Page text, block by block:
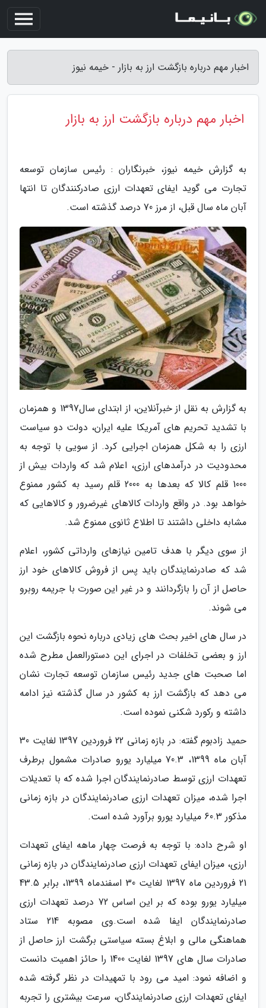
اخبار مهم درباره بازگشت ارز به بازار - خیمه نیوز
اخبار مهم درباره بازگشت ارز به بازار
به گزارش خیمه نیوز، خبرنگاران : رئیس سازمان توسعه
تجارت می گوید ایفای تعهدات ارزی صادرکنندگان تا انتها
آبان ماه سال قبل، از مرز 70 درصد گذشته است.
به گزارش به نقل از خبرآنلاین، از ابتدای سال1397 و همزمان
با تشدید تحریم های آمریکا علیه ایران، دولت دو سیاست
ارزی را به شکل همزمان اجرایی کرد. از سویی با توجه به
محدودیت در درآمدهای ارزی، اعلام شد که واردات بیش از
1000 قلم کالا که بعدها به 2000 قلم رسید به کشور ممنوع
خواهد بود. در واقع واردات کالاهای غیرضرور و کالاهایی که
مشابه داخلی داشتند تا اطلاع ثانوی ممنوع شد.
از سوی دیگر با هدف تامین نیازهای وارداتی کشور، اعلام
شد که صادرنمایندگان باید پس از فروش کالاهای خود ارز
حاصل از آن را بازگردانند و در غیر این صورت با جریمه روبرو
می شوند.
در سال های اخیر بحث های زیادی درباره نحوه بازگشت این
ارز و بعضی تخلفات در اجرای این دستورالعمل مطرح شده
اما صحبت های جدید رئیس سازمان توسعه تجارت نشان
می دهد که بازگشت ارز به کشور در سال گذشته نیز ادامه
داشته و رکورد شکنی نموده است.
حمید زادبوم گفته: در بازه زمانی 22 فروردین 1397 لغایت 30
آبان ماه 1399، 70.3 میلیارد یورو صادرات مشمول برطرف
تعهدات ارزی توسط صادرنمایندگان اجرا شده که با تعدیلات
اجرا شده، میزان تعهدات ارزی صادرنمایندگان در بازه زمانی
مذکور 60.3 میلیارد یورو برآورد شده است.
او شرح داده: با توجه به فرصت چهار ماهه ایفای تعهدات
ارزی، میزان ایفای تعهدات ارزی صادرنمایندگان در بازه زمانی
21 فروردین ماه 1397 لغایت 30 اسفندماه 1399، برابر 43.5
میلیارد یورو بوده که بر این اساس 72 درصد تعهدات ارزی
صادرنمایندگان ایفا شده است.وی مصوبه 214 ستاد
هماهنگی مالی و ابلاغ بسته سیاستی برگشت ارز حاصل از
صادرات سال های 1397 لغایت 1400 را حائز اهمیت دانست
و اضافه نمود: امید می رود با تمهیدات در نظر گرفته شده
ایفای تعهدات ارزی صادرنمایندگان، سرعت بیشتری را تجربه